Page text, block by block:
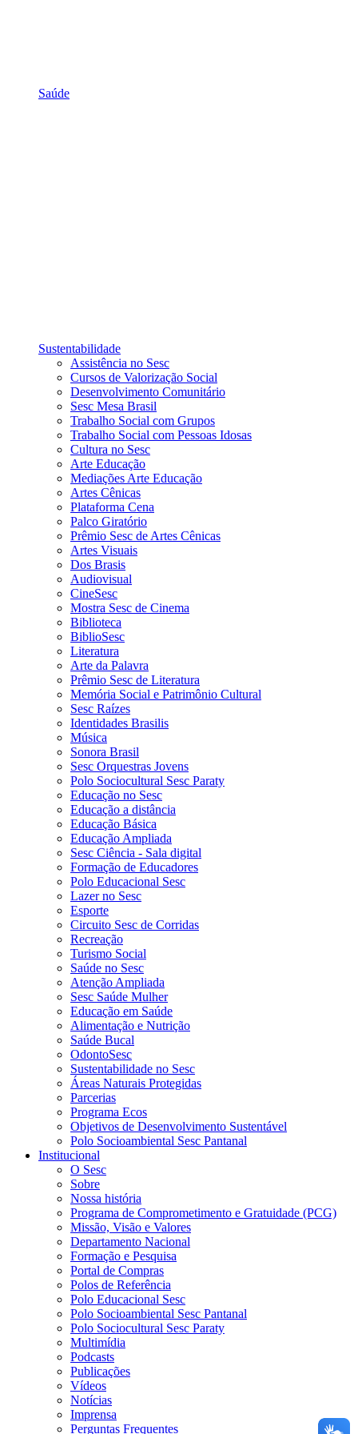
Saúde
Sustentabilidade
Assistência no Sesc
Cursos de Valorização Social
Desenvolvimento Comunitário
Sesc Mesa Brasil
Trabalho Social com Grupos
Trabalho Social com Pessoas Idosas
Cultura no Sesc
Arte Educação
Mediações Arte Educação
Artes Cênicas
Plataforma Cena
Palco Giratório
Prêmio Sesc de Artes Cênicas
Artes Visuais
Dos Brasis
Audiovisual
CineSesc
Mostra Sesc de Cinema
Biblioteca
BiblioSesc
Literatura
Arte da Palavra
Prêmio Sesc de Literatura
Memória Social e Patrimônio Cultural
Sesc Raízes
Identidades Brasilis
Música
Sonora Brasil
Sesc Orquestras Jovens
Polo Sociocultural Sesc Paraty
Educação no Sesc
Educação a distância
Educação Básica
Educação Ampliada
Sesc Ciência - Sala digital
Formação de Educadores
Polo Educacional Sesc
Lazer no Sesc
Esporte
Circuito Sesc de Corridas
Recreação
Turismo Social
Saúde no Sesc
Atenção Ampliada
Sesc Saúde Mulher
Educação em Saúde
Alimentação e Nutrição
Saúde Bucal
OdontoSesc
Sustentabilidade no Sesc
Áreas Naturais Protegidas
Parcerias
Programa Ecos
Objetivos de Desenvolvimento Sustentável
Polo Socioambiental Sesc Pantanal
Institucional
O Sesc
Sobre
Nossa história
Programa de Comprometimento e Gratuidade (PCG)
Missão, Visão e Valores
Departamento Nacional
Formação e Pesquisa
Portal de Compras
Polos de Referência
Polo Educacional Sesc
Polo Socioambiental Sesc Pantanal
Polo Sociocultural Sesc Paraty
Multimídia
Podcasts
Publicações
Vídeos
Notícias
Imprensa
Perguntas Frequentes